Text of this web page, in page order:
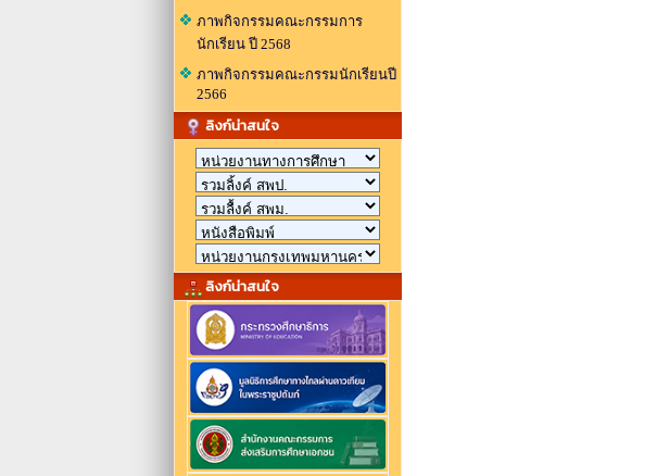
ภาพกิจกรรมคณะกรรมการ
นักเรียน ปี 2568
ภาพกิจกรรมคณะกรรมนักเรียนปี
2566
ลิงก์น่าสนใจ
ลิงก์น่าสนใจ